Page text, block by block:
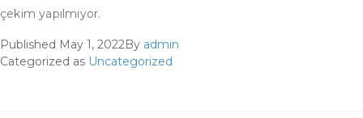
çekim yapılmıyor.
Published May 1, 2022By admin
Categorized as Uncategorized